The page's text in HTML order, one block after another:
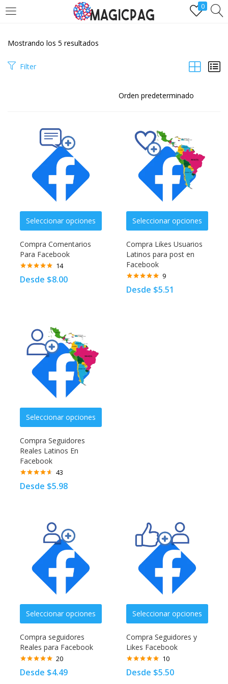
0
LOGIN REGÌSTRATE
Remember me
Mostrando los 5 resultados
Filter
Seleccionar opciones
Compra Comentarios
Para Facebook
con4.92de
14
Desde $8.00
Seleccionar opciones
Compra Likes Usuarios
Latinos para post en
Facebook
5.00de 5
9
Desde $5.51
Seleccionar opciones
Compra Seguidores
Reales Latinos En
Facebook
con4.52
43
Desde $5.98
Seleccionar opciones
Compra seguidores
Reales para Facebook
con4.95de
20
Desde $4.49
Seleccionar opciones
Compra Seguidores y
Likes Facebook
5.00de 5
10
Desde $5.50